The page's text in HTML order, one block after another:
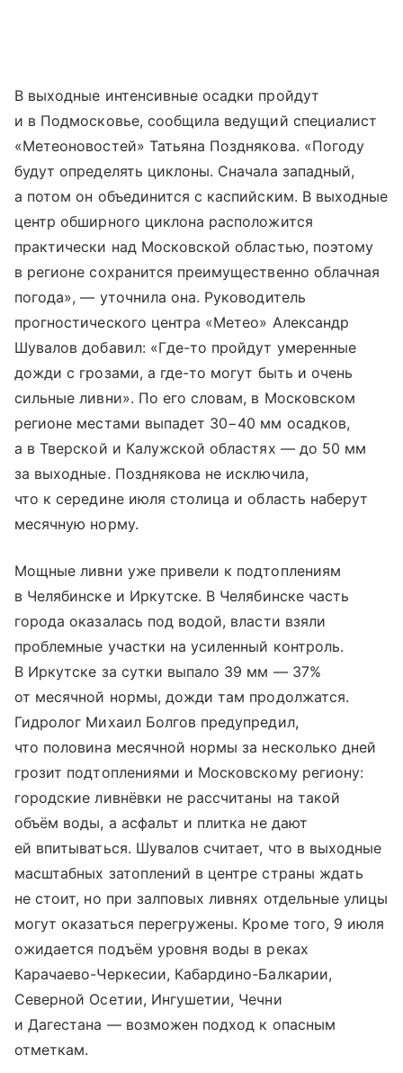
В выходные интенсивные осадки пройдут
и в Подмосковье, сообщила ведущий специалист
«Метеоновостей» Татьяна Позднякова. «Погоду
будут определять циклоны. Сначала западный,
а потом он объединится с каспийским. В выходные
центр обширного циклона расположится
практически над Московской областью, поэтому
в регионе сохранится преимущественно облачная
погода», — уточнила она. Руководитель
прогностического центра «Метео» Александр
Шувалов добавил: «Где-то пройдут умеренные
дожди с грозами, а где-то могут быть и очень
сильные ливни». По его словам, в Московском
регионе местами выпадет 30−40 мм осадков,
а в Тверской и Калужской областях — до 50 мм
за выходные. Позднякова не исключила,
что к середине июля столица и область наберут
месячную норму.
Мощные ливни уже привели к подтоплениям
в Челябинске и Иркутске. В Челябинске часть
города оказалась под водой, власти взяли
проблемные участки на усиленный контроль.
В Иркутске за сутки выпало 39 мм — 37%
от месячной нормы, дожди там продолжатся.
Гидролог Михаил Болгов предупредил,
что половина месячной нормы за несколько дней
грозит подтоплениями и Московскому региону:
городские ливнёвки не рассчитаны на такой
объём воды, а асфальт и плитка не дают
ей впитываться. Шувалов считает, что в выходные
масштабных затоплений в центре страны ждать
не стоит, но при залповых ливнях отдельные улицы
могут оказаться перегружены. Кроме того, 9 июля
ожидается подъём уровня воды в реках
Карачаево-Черкесии, Кабардино-Балкарии,
Северной Осетии, Ингушетии, Чечни
и Дагестана — возможен подход к опасным
отметкам.